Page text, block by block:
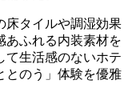
床タイルや調湿効果
あふれる内装素材を
て生活感のないホテ
とのう」体験を優雅